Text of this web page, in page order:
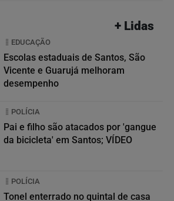
+ Lidas
EDUCAÇÃO
Escolas estaduais de Santos, São
Vicente e Guarujá melhoram
desempenho
POLÍCIA
Pai e filho são atacados por 'gangue
da bicicleta' em Santos; VÍDEO
POLÍCIA
Tonel enterrado no quintal de casa